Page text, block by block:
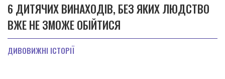
6 ДИТЯЧИХ ВИНАХОДІВ, БЕЗ ЯКИХ ЛЮДСТВО
ВЖЕ НЕ ЗМОЖЕ ОБІЙТИСЯ
ДИВОВИЖНІ ІСТОРІЇ